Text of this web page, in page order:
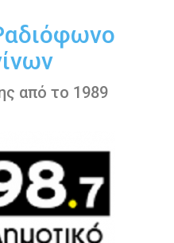
από το 1989